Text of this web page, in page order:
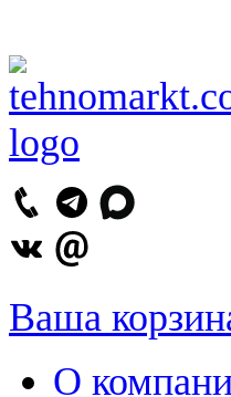
Ваша
О